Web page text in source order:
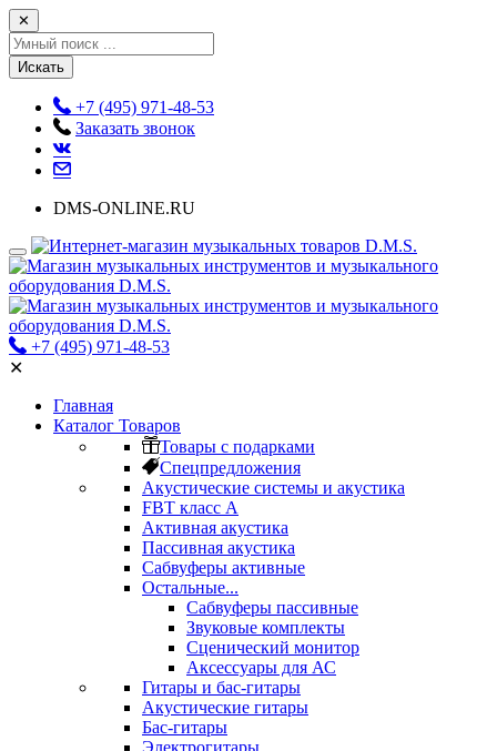
✕
Искать
+7 (495) 971-48-53
Заказать звонок
DMS-ONLINE.RU
+7 (495) 971-48-53
✕
Главная
Каталог Товаров
Товары с подарками
Спецпредложения
Акустические системы и акустика
FBT класс А
Активная акустика
Пассивная акустика
Сабвуферы активные
Остальные...
Сабвуферы пассивные
Звуковые комплекты
Сценический монитор
Аксессуары для АС
Гитары и бас-гитары
Акустические гитары
Бас-гитары
Электрогитары